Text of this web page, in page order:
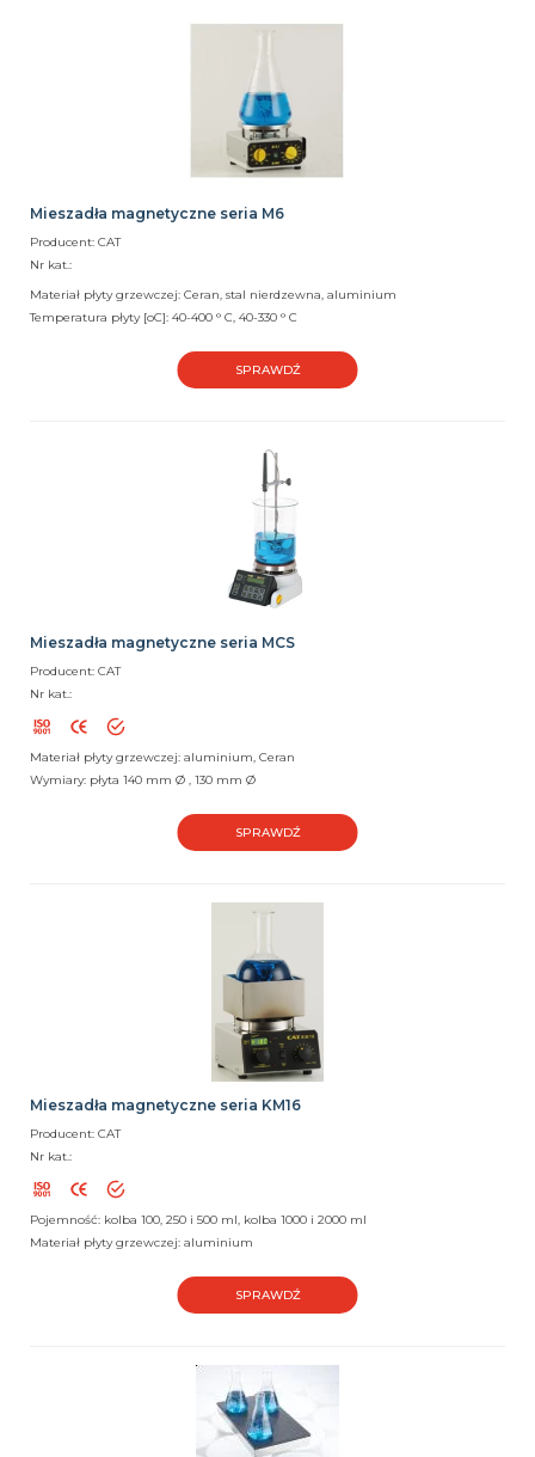
Mieszadła magnetyczne seria M6
Producent: CAT
Nr kat.:
Materiał płyty grzewczej: Ceran, stal nierdzewna, aluminium
Temperatura płyty [oC]: 40-400 ° C, 40-330 ° C
SPRAWDŹ
Mieszadła magnetyczne seria MCS
Producent: CAT
Nr kat.:
Materiał płyty grzewczej: aluminium, Ceran
Wymiary: płyta 140 mm Ø , 130 mm Ø
SPRAWDŹ
Mieszadła magnetyczne seria KM16
Producent: CAT
Nr kat.:
Pojemność: kolba 100, 250 i 500 ml, kolba 1000 i 2000 ml
Materiał płyty grzewczej: aluminium
SPRAWDŹ